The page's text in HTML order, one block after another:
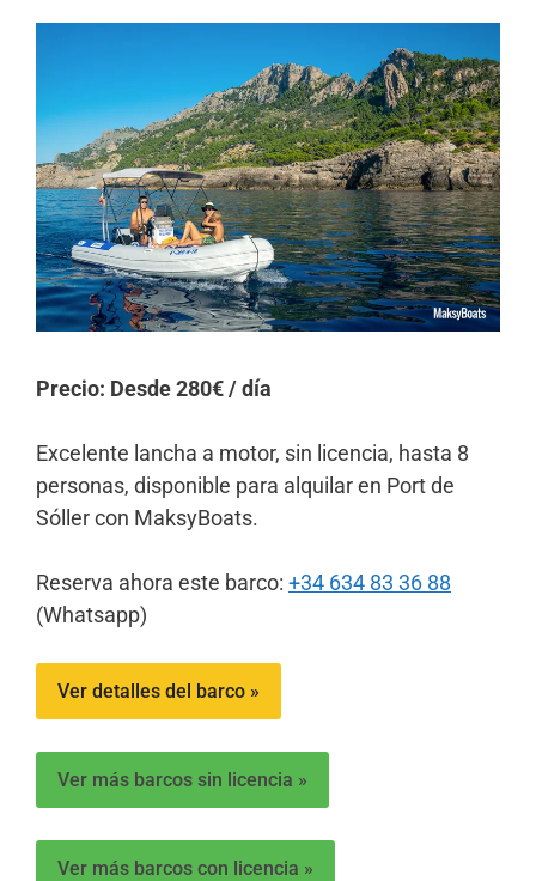
Precio: Desde 280€ / día
Excelente lancha a motor, sin licencia, hasta 8
personas, disponible para alquilar en Port de
Sóller con MaksyBoats.
Reserva ahora este barco: +34 634 83 36 88
(Whatsapp)
Ver detalles del barco »
Ver más barcos sin licencia »
Ver más barcos con licencia »